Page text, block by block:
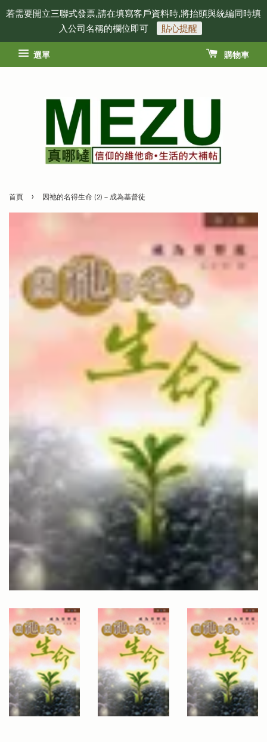
若需要開立三聯式發票,請在填寫客戶資料時,將抬頭與統編同時填
入公司名稱的欄位即可
貼心提醒
選單 購物車
首頁 › 因祂的名得生命 (2)－成為基督徒